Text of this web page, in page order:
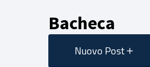
Bacheca
Nuovo Post